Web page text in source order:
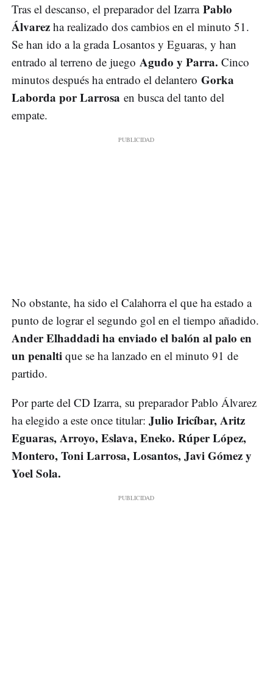
Tras el descanso, el preparador del IzarraPablo
Álvarez ha realizado dos cambios en el minuto 51.
Se han ido a la grada Losantos y Eguaras, y han
entrado al terreno de juego Agudo y Parra. Cinco
minutos después ha entrado el delantero Gorka
Laborda por Larrosa en busca del tanto del
empate.
No obstante, ha sido el Calahorra el que ha estado a
punto de lograr el segundo gol en el tiempo añadido.
Ander Elhaddadi ha enviado el balón al palo en
un penalti que se ha lanzado en el minuto 91 de
partido.
Por parte del CD Izarra, su preparador Pablo Álvarez
ha elegido a este once titular: Julio Iricíbar, Aritz
Eguaras, Arroyo, Eslava, Eneko. Rúper López,
Montero, Toni Larrosa, Losantos, Javi Gómez y
Yoel Sola.